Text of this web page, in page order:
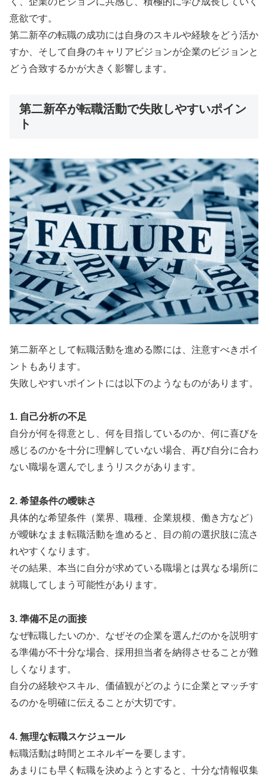
意欲です。
第二新卒の転職の成功には自身のスキルや経験をどう活か
すか、そして自身のキャリアビジョンが企業のビジョンと
どう合致するかが大きく影響します。
第二新卒が転職活動で失敗しやすいポイン
ト
第二新卒として転職活動を進める際には、注意すべきポイ
ントもあります。
失敗しやすいポイントには以下のようなものがあります。
1. 自己分析の不足
自分が何を得意とし、何を目指しているのか、何に喜びを
感じるのかを十分に理解していない場合、再び自分に合わ
ない職場を選んでしまうリスクがあります。
2. 希望条件の曖昧さ
具体的な希望条件（業界、職種、企業規模、働き方など）
が曖昧なまま転職活動を進めると、目の前の選択肢に流さ
れやすくなります。
その結果、本当に自分が求めている職場とは異なる場所に
就職してしまう可能性があります。
3. 準備不足の面接
なぜ転職したいのか、なぜその企業を選んだのかを説明す
る準備が不十分な場合、採用担当者を納得させることが難
しくなります。
自分の経験やスキル、価値観がどのように企業とマッチす
るのかを明確に伝えることが大切です。
4. 無理な転職スケジュール
転職活動は時間とエネルギーを要します。
あまりにも早く転職を決めようとすると、十分な情報収集